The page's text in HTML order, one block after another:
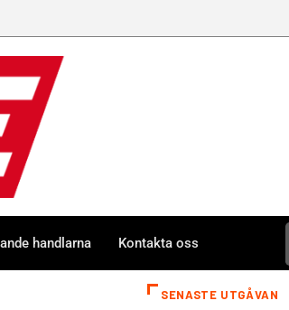
handlarna Kontakta oss
SENASTE UTGÅVAN